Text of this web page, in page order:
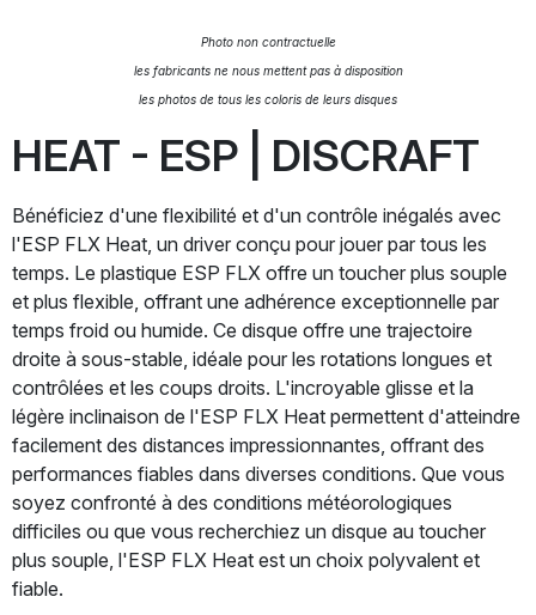
Photo non contractuelle
les fabricants ne nous mettent pas à disposition
les photos de tous les coloris de leurs disques
HEAT - ESP | DISCRAFT
Bénéficiez d'une flexibilité et d'un contrôle inégalés avec
l'ESP FLX Heat, un driver conçu pour jouer par tous les
temps. Le plastique ESP FLX offre un toucher plus souple
et plus flexible, offrant une adhérence exceptionnelle par
temps froid ou humide. Ce disque offre une trajectoire
droite à sous-stable, idéale pour les rotations longues et
contrôlées et les coups droits. L'incroyable glisse et la
légère inclinaison de l'ESP FLX Heat permettent d'atteindre
facilement des distances impressionnantes, offrant des
performances fiables dans diverses conditions. Que vous
soyez confronté à des conditions météorologiques
difficiles ou que vous recherchiez un disque au toucher
plus souple, l'ESP FLX Heat est un choix polyvalent et
fiable.